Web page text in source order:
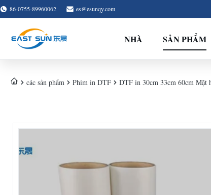
86-0755-89960062 es@esunqy.com
NHÀ SẢN PHẨM
các sản phẩm Phim in DTF DTF in 30cm 33cm 60cm Mặt